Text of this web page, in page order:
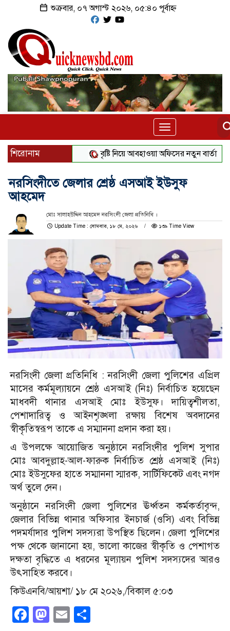
শুক্রবার, ০৭ অগাস্ট ২০২৬, ০৫:৪০ পূর্বাহ্ন
Toggle
navigation
শিরোনাম বৃষ্টি নিয়ে আবহাওয়া অফিসের নতুন বার্তা
নরসিংদীতে জেলার শ্রেষ্ঠ এসআই ইউসুফ
আহমেদ
মোঃ সালাহউদ্দিন আহমেদ নরসিংদী জেলা প্রতিনিধি ।
Update Time : সোমবার, ১৮ মে, ২০২৬
১৩৯ Time View
নরসিংদী জেলা প্রতিনিধি : নরসিংদী জেলা পুলিশের এপ্রিল
মাসের কর্মমূল্যায়নে শ্রেষ্ঠ এসআই (নিঃ) নির্বাচিত হয়েছেন
মাধবদী থানার এসআই মোঃ ইউসুফ। দায়িত্বশীলতা,
পেশাদারিত্ব ও আইনশৃঙ্খলা রক্ষায় বিশেষ অবদানের
স্বীকৃতিস্বরূপ তাকে এ সম্মাননা প্রদান করা হয়।
এ উপলক্ষে আয়োজিত অনুষ্ঠানে নরসিংদীর পুলিশ সুপার
মোঃ আবদুল্লাহ-আল-ফারুক নির্বাচিত শ্রেষ্ঠ এসআই (নিঃ)
মোঃ ইউসুফের হাতে সম্মাননা স্মারক, সার্টিফিকেট এবং নগদ
অর্থ তুলে দেন।
অনুষ্ঠানে নরসিংদী জেলা পুলিশের ঊর্ধ্বতন কর্মকর্তাবৃন্দ,
জেলার বিভিন্ন থানার অফিসার ইনচার্জ (ওসি) এবং বিভিন্ন
পদমর্যাদার পুলিশ সদস্যরা উপস্থিত ছিলেন। জেলা পুলিশের
পক্ষ থেকে জানানো হয়, ভালো কাজের স্বীকৃতি ও পেশাগত
দক্ষতা বৃদ্ধিতে এ ধরনের মূল্যায়ন পুলিশ সদস্যদের আরও
উৎসাহিত করবে।
কিউএনবি/আয়শা/ ১৮ মে ২০২৬,/বিকাল ৫:০৩
Facebook
Mastodon
Email